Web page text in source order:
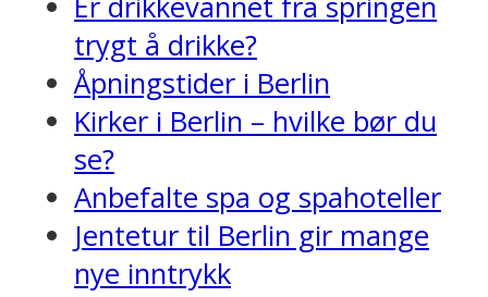
trygt å drikke?
Åpningstider i Berlin
Kirker i Berlin – hvilke bør du
se?
Anbefalte spa og spahoteller
Jentetur til Berlin gir mange
nye inntrykk